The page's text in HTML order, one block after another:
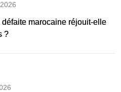
défaite marocaine réjouit-elle
?